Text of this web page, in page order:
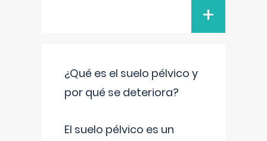
+
¿Qué es el suelo pélvico y
por qué se deteriora?
El suelo pélvico es un